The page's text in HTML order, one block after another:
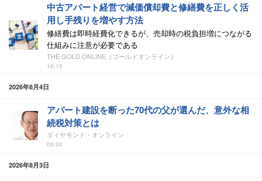
中古アパート経営で減価償却費と修繕費を正しく活
用し手残りを増やす方法
修繕費は即時経費化できるが、売却時の税負担増につながる
仕組みに注意が必要である
THE GOLD ONLINE（ゴールドオンライン）
16:15
2026年8月4日
アパート建設を断った70代の父が選んだ、意外な相
続税対策とは
ダイヤモンド・オンライン
06:00
2026年8月3日